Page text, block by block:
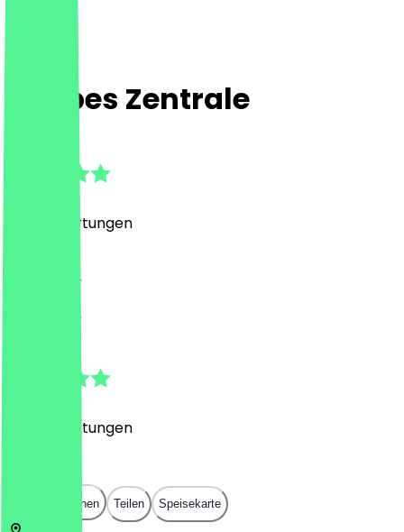
Zappes Zentrale
Bewertungen
Drinks, Bar
Drinks, Bar
Bewertungen
In App öffnen Teilen Speisekarte